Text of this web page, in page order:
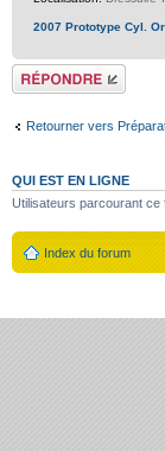
2007 Prototype Cyl.
Répondre
Retourner vers
QUI EST EN LIGNE
Utilisateurs parcourant ce
Index du forum